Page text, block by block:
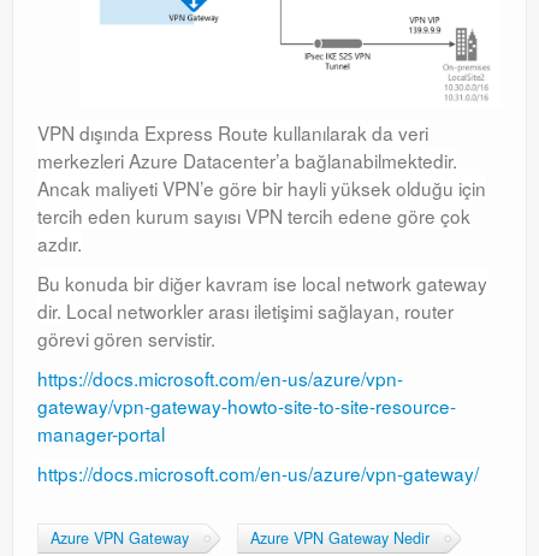
PHP & MySQL
Exchange
VPN dışında Express Route kullanılarak da veri
merkezleri Azure Datacenter’a bağlanabilmektedir.
Ancak maliyeti VPN’e göre bir hayli yüksek olduğu için
tercih eden kurum sayısı VPN tercih edene göre çok
azdır.
Bu konuda bir diğer kavram ise local network gateway
dir. Local networkler arası iletişimi sağlayan, router
görevi gören servistir.
https://docs.microsoft.com/en-us/azure/vpn-
gateway/vpn-gateway-howto-site-to-site-resource-
manager-portal
https://docs.microsoft.com/en-us/azure/vpn-gateway/
Azure VPN Gateway
Azure VPN Gateway Nedir